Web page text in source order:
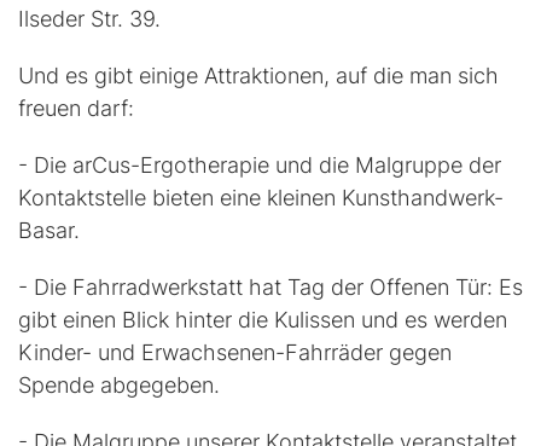
Ilseder Str. 39.
Und es gibt einige Attraktionen, auf die man sich
freuen darf:
- Die arCus-Ergotherapie und die Malgruppe der
Kontaktstelle bieten eine kleinen Kunsthandwerk-
Basar.
- Die Fahrradwerkstatt hat Tag der Offenen Tür: Es
gibt einen Blick hinter die Kulissen und es werden
Kinder- und Erwachsenen-Fahrräder gegen
Spende abgegeben.